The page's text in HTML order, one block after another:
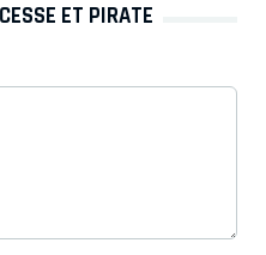
ET PIRATE